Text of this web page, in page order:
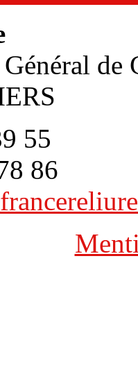
de
55
86